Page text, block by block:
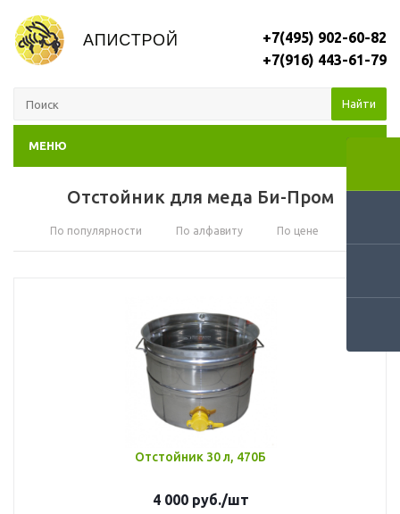
+7(495) 902-60-82
+7(916) 443-61-79
Найти
МЕНЮ
Отстойник для меда Би-Пром
По популярности По алфавиту По цене
Отстойник 30 л, 470Б
4 000руб./шт